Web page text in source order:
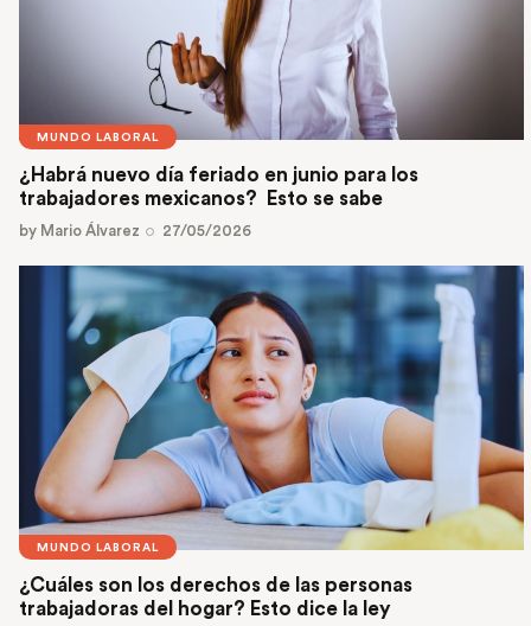
MUNDO LABORAL
¿Habrá nuevo día feriado en junio para los
trabajadores mexicanos? Esto se sabe
by Mario Álvarez 27/05/2026
MUNDO LABORAL
¿Cuáles son los derechos de las personas
trabajadoras del hogar? Esto dice la ley